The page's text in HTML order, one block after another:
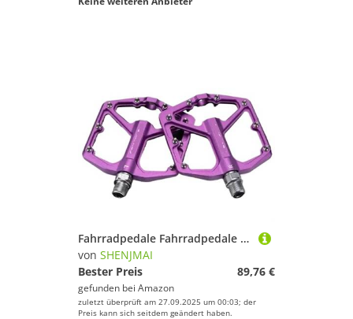
Fahrradpedale Fahrradpedale aus Aluminiumlegierung, rutschfest, Ultraleicht, versiegelte Lager, Rennradpedale, einteiliges Fahrradzubehör(PINK)
von SHENJMAI
Bester Preis
89,76 €
gefunden bei Amazon
zuletzt überprüft am 27.09.2025 um 00:03; der
Preis kann sich seitdem geändert haben.